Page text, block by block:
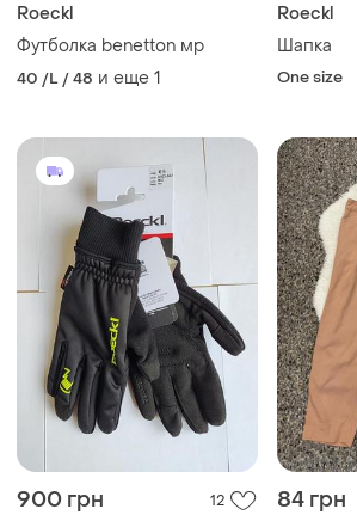
Roeckl
Футболка benetton мр
40 /L / 48 и еще 1
Roeckl
Шапка
One size
900 грн 12 84 грн